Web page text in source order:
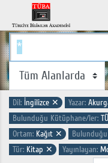
Dil: İngilizce ✕ Yazar:
Bulunduğu Kütüphane/ler:
Ortam: Kağıt ✕
Tür: Kitap ✕ Yayınlayan: